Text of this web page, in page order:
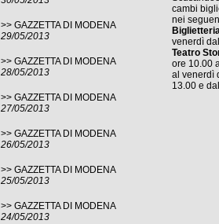
>> GAZZETTA DI MODENA
29/05/2013
>> GAZZETTA DI MODENA
28/05/2013
>> GAZZETTA DI MODENA
27/05/2013
>> GAZZETTA DI MODENA
26/05/2013
>> GAZZETTA DI MODENA
25/05/2013
>> GAZZETTA DI MODENA
24/05/2013
cambi
nei
venerdì
Teatro
ore 10.00
al venerdì
13.00 e